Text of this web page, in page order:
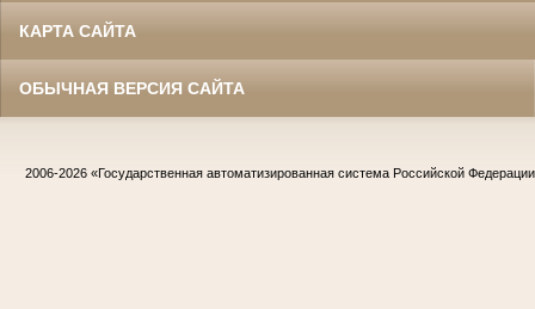
КАРТА САЙТА
ОБЫЧНАЯ ВЕРСИЯ САЙТА
2006-2026 «Государственная автоматизированная система Российской